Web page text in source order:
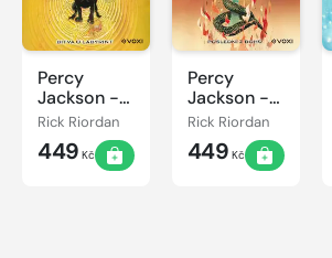
Percy
Jackson -
Bitva o
labyrint
Rick Riordan
449 Kč
Percy
Jackson -
Poslední z
bohů
Rick Riordan
449 Kč